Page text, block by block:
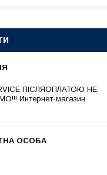
ПІСЛЯОПЛАТОЮ НЕ
Интернет-магазин